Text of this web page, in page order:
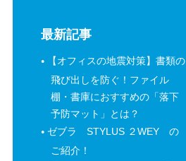
最新記事
【オフィスの地震対策】書類の
飛び出しを防ぐ！ファイル
棚・書庫におすすめの「落下
予防マット」とは？
ゼブラ STYLUS ２WEY の
ご紹介！